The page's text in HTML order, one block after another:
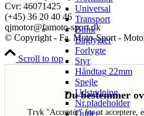
Universal
Transport
Blink
Baglygter
Forlygte
Styr
Håndtag 22mm
Spejle
Udstødning
Nr.pladeholder
Outlet
Cvr: 46071425
(+45) 36 20 40 46
qjmotor@famoto-sport.dk
© Copyright - Fa. Moto-Sport -
Scroll to top
Du bestemmer
Tryk "Acceptér" for at acceptere,